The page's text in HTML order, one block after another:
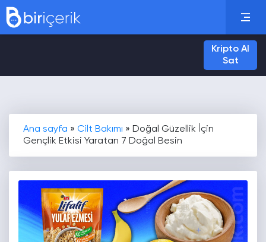
Kripto Al
Sat
Ana sayfa » Cilt Bakımı » Doğal Güzellik İçin
Gençlik Etkisi Yaratan 7 Doğal Besin